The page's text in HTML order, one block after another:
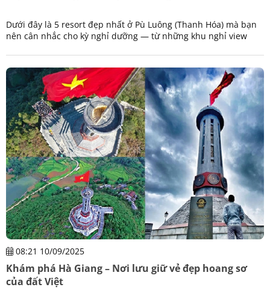
Dưới đây là 5 resort đẹp nhất ở Pù Luông (Thanh Hóa) mà bạn
nên cân nhắc cho kỳ nghỉ dưỡng — từ những khu nghỉ view
và không gian thư giãn tuyệt vời
08:21 10/09/2025
Khám phá Hà Giang – Nơi lưu giữ vẻ đẹp hoang sơ
của đất Việt